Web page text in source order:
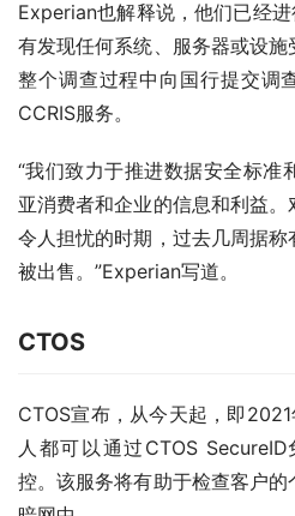
Experian也解释说，他们已经
有发现任何系统、服务器或设
整个调查过程中向国行提交调
CCRIS服务。
“我们致力于推进数据安全标准
亚消费者和企业的信息和利益
令人担忧的时期，过去几周据
被出售。”Experian写道。
CTOS
CTOS宣布，从今天起，即
人都可以通过CTOS
控。该服务将有助于检查客户